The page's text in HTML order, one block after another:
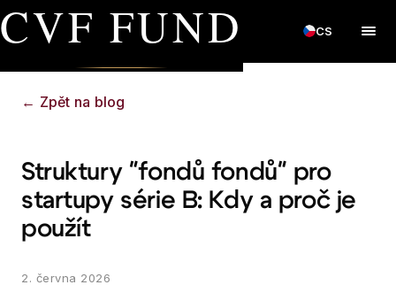
CVF FUND CS
← Zpět na blog
Struktury "fondů fondů" pro
startupy série B: Kdy a proč je
použít
2. června 2026